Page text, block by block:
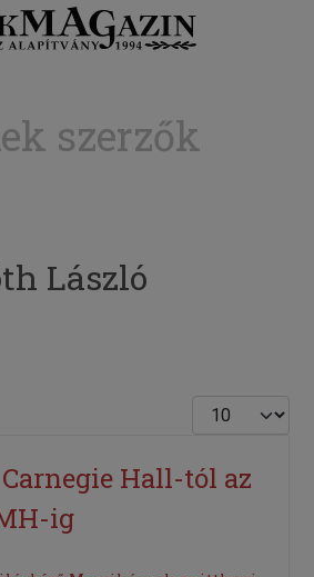
szerzők
László
Tételek #
Hall-tól az
ig